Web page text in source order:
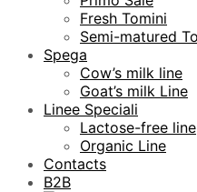
Fresh Tomini
Semi-matured
Spega
Cow’s milk line
Goat’s milk Line
Linee Speciali
Lactose-free line
Organic Line
Contacts
B2B